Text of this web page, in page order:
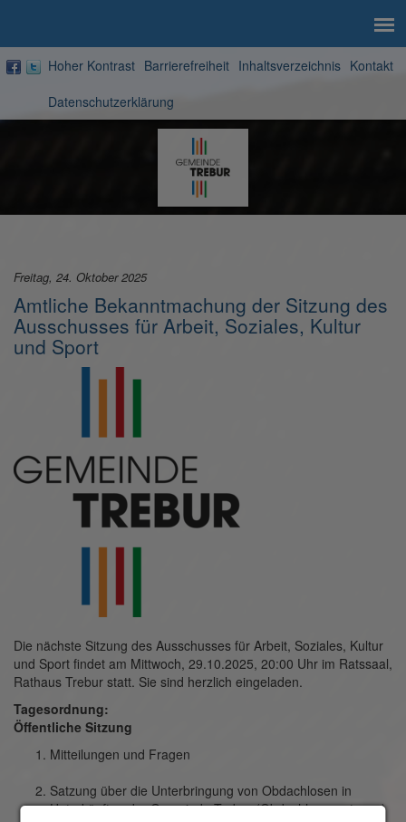
Hoher Kontrast Barrierefreiheit Inhaltsverzeichnis Kontakt
Datenschutzerklärung
Zur
Startseite
Freitag, 24. Oktober 2025
Amtliche Bekanntmachung der Sitzung des
Ausschusses für Arbeit, Soziales, Kultur
und Sport
Die nächste Sitzung des Ausschusses für Arbeit, Soziales, Kultur
und Sport findet am Mittwoch, 29.10.2025, 20:00 Uhr im Ratssaal,
Rathaus Trebur statt. Sie sind herzlich eingeladen.
Tagesordnung:
Öffentliche Sitzung
Mitteilungen und Fragen
Satzung über die Unterbringung von Obdachlosen in
Unterkünften der Gemeinde Trebur (Obdachlosensatzung)